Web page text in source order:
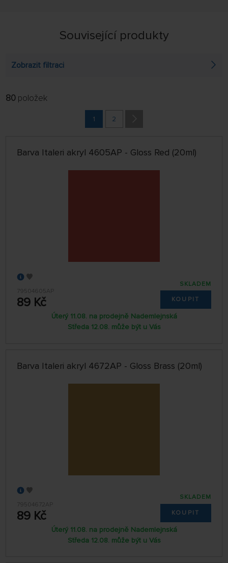
Související produkty
Zobrazit filtraci
FILTROVAT:
80 položek
1 2
Barva Italeri akryl 4605AP - Gloss Red (20ml)
79504605AP
89 Kč
SKLADEM
KOUPIT
Úterý 11.08. na prodejně Nademlejnská
Středa 12.08. může být u Vás
Barva Italeri akryl 4672AP - Gloss Brass (20ml)
79504672AP
89 Kč
SKLADEM
KOUPIT
Úterý 11.08. na prodejně Nademlejnská
Středa 12.08. může být u Vás